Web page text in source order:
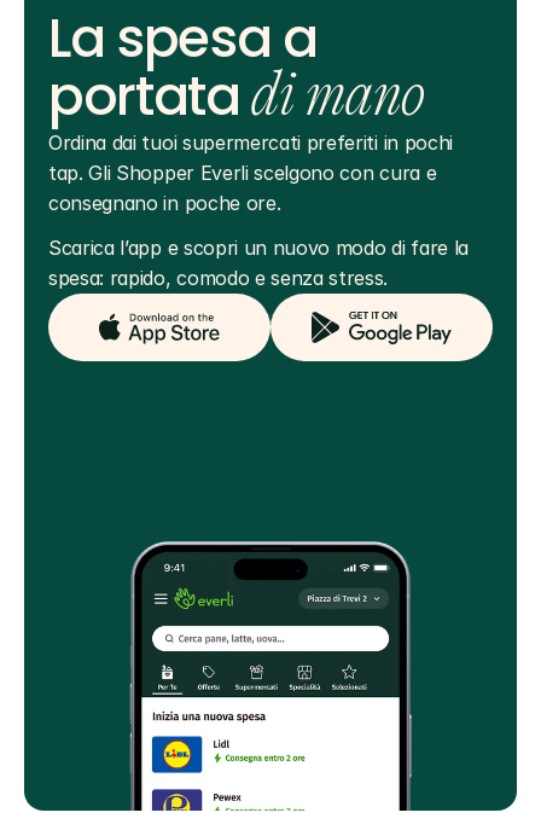
La spesa a
portatadi mano
Ordina dai tuoi supermercati preferiti in pochi
tap. Gli Shopper Everli scelgono con cura e
consegnano in poche ore.
Scarica l’app e scopri un nuovo modo di fare la
spesa: rapido, comodo e senza stress.